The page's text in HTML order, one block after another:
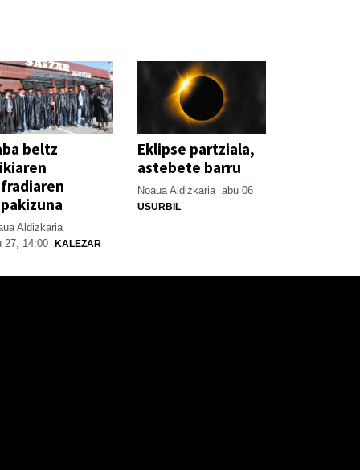
beltz
Aldizkaria
27, 14:00
KALEZAR
Eklipse partziala,
astebete barru
Noaua Aldizkaria abu 06
USURBIL